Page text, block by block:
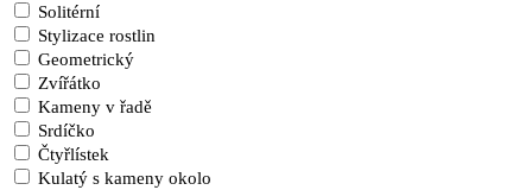
Solitérní
Stylizace rostlin
Geometrický
Zvířátko
Kameny v řadě
Srdíčko
Čtyřlístek
Kulatý s kameny okolo